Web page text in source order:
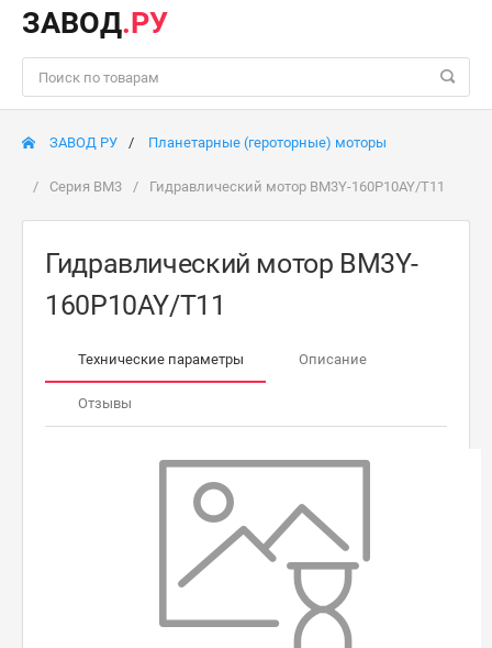
ЗАВОД.РУ
ЗАВОД РУ Планетарные (героторные) моторы
Серия BM3 Гидравлический мотор BM3Y-160P10AY/T11
Гидравлический мотор BM3Y-
160P10AY/T11
Технические параметры Описание
Отзывы